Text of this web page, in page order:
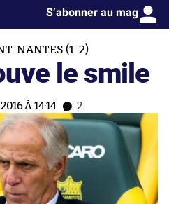
S’abonner au mag
NANTES (1-2)
le smile
À 14:14 2